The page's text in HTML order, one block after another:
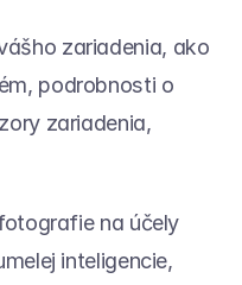
zariadenia, ako
podrobnosti o
zariadenia,
na účely
inteligencie,